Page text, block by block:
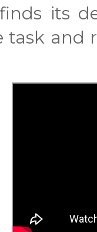
its
task and